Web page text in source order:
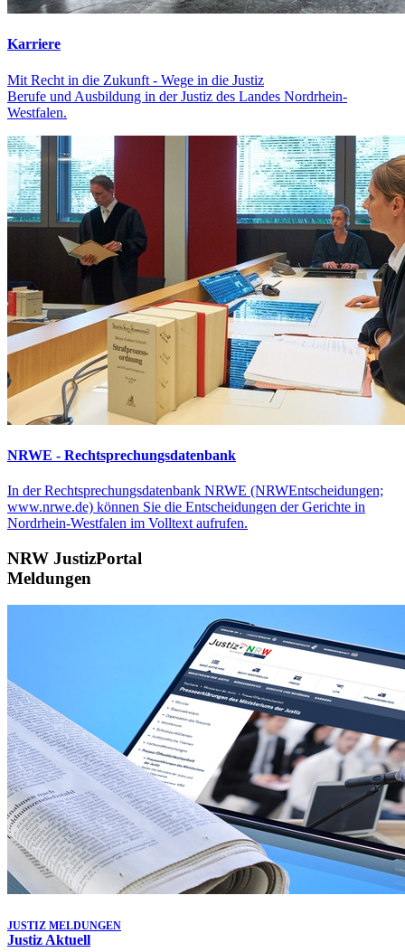
Karriere
Mit Recht in die Zukunft - Wege in die Justiz
Berufe und Ausbildung in der Justiz des Landes Nordrhein-
Westfalen.
NRWE - Rechtsprechungs­datenbank
In der Rechtsprechungsdatenbank NRWE (NRWEntscheidungen;
www.nrwe.de) können Sie die Entscheidungen der Gerichte in
Nordrhein-Westfalen im Volltext aufrufen.
NRW JustizPortal
Meldungen
JUSTIZ MELDUNGEN
Justiz Aktuell